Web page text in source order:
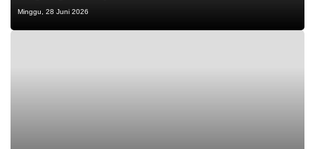
Minggu, 28 Juni 2026